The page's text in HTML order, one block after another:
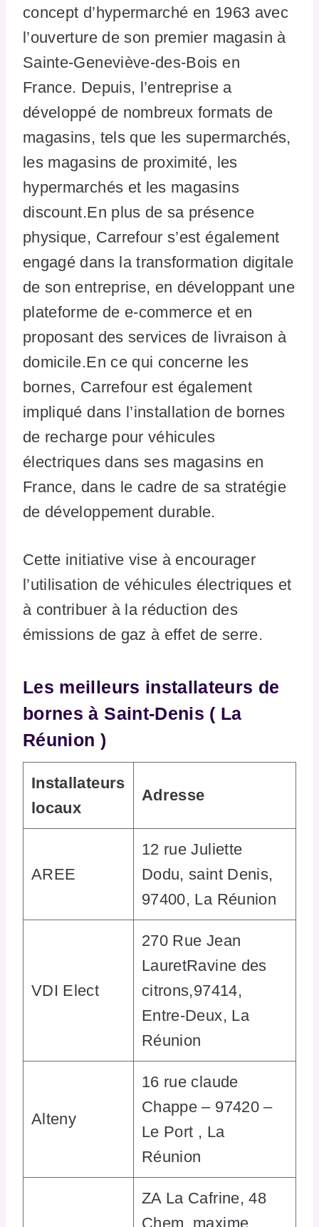
concept d’hypermarché en 1963 avec
l’ouverture de son premier magasin à
Sainte-Geneviève-des-Bois en
France. Depuis, l’entreprise a
développé de nombreux formats de
magasins, tels que les supermarchés,
les magasins de proximité, les
hypermarchés et les magasins
discount.En plus de sa présence
physique, Carrefour s’est également
engagé dans la transformation digitale
de son entreprise, en développant une
plateforme de e-commerce et en
proposant des services de livraison à
domicile.En ce qui concerne les
bornes, Carrefour est également
impliqué dans l’installation de bornes
de recharge pour véhicules
électriques dans ses magasins en
France, dans le cadre de sa stratégie
de développement durable.
Cette initiative vise à encourager
l’utilisation de véhicules électriques et
à contribuer à la réduction des
émissions de gaz à effet de serre.
Les meilleurs installateurs de
bornes à Saint-Denis ( La
Réunion )
Installateurs
locaux
Adresse
AREE
12 rue Juliette
Dodu, saint Denis,
97400, La Réunion
VDI Elect
270 Rue Jean
LauretRavine des
citrons,97414,
Entre-Deux, La
Réunion
Alteny
16 rue claude
Chappe – 97420 –
Le Port , La
Réunion
ZA La Cafrine, 48
Chem. maxime